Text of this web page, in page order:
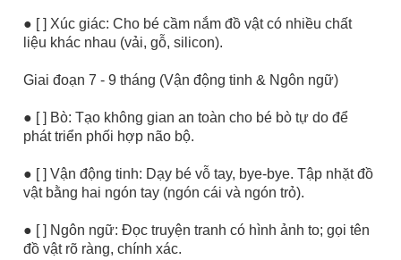
● [ ] Xúc giác: Cho bé cầm nắm đồ vật có nhiều chất
liệu khác nhau (vải, gỗ, silicon).
Giai đoạn 7 - 9 tháng (Vận động tinh & Ngôn ngữ)
● [ ] Bò: Tạo không gian an toàn cho bé bò tự do để
phát triển phối hợp não bộ.
● [ ] Vận động tinh: Dạy bé vỗ tay, bye-bye. Tập nhặt đồ
vật bằng hai ngón tay (ngón cái và ngón trỏ).
● [ ] Ngôn ngữ: Đọc truyện tranh có hình ảnh to; gọi tên
đồ vật rõ ràng, chính xác.